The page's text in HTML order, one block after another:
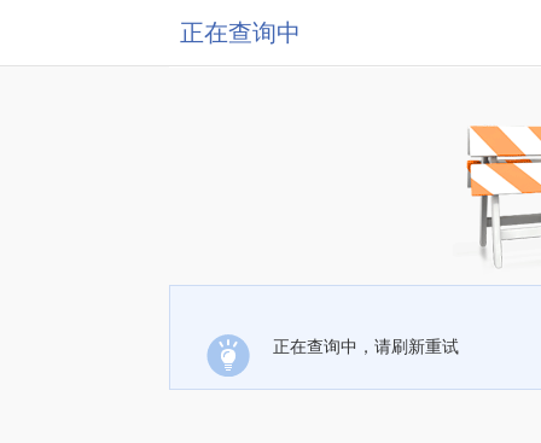
正在查询中
正在查询中，请刷新重试